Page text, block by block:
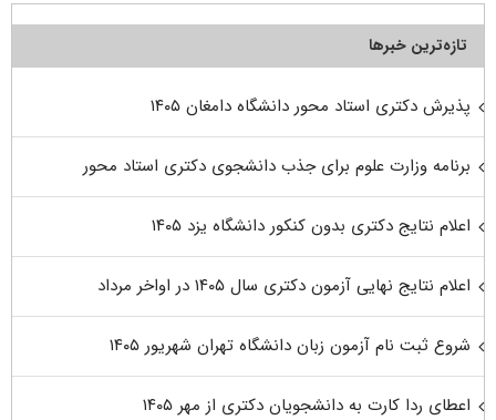
تازه‌ترین خبرها
پذیرش دکتری استاد محور دانشگاه دامغان ۱۴۰۵
برنامه وزارت علوم برای جذب دانشجوی دکتری استاد محور
اعلام نتایج دکتری بدون کنکور دانشگاه یزد ۱۴۰۵
اعلام نتایج نهایی آزمون دکتری سال ۱۴۰۵ در اواخر مرداد
شروع ثبت نام آزمون زبان دانشگاه تهران شهریور ۱۴۰۵
اعطای ردا کارت به دانشجویان دکتری از مهر ۱۴۰۵